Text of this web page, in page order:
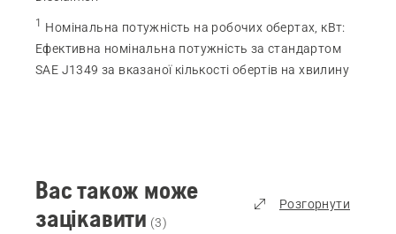
1 Номінальна потужність на робочих обертах, кВт:
Ефективна номінальна потужність за стандартом
SAE J1349 за вказаної кількості обертів на хвилину
Вас також може
зацікавити (3)
Розгорнути